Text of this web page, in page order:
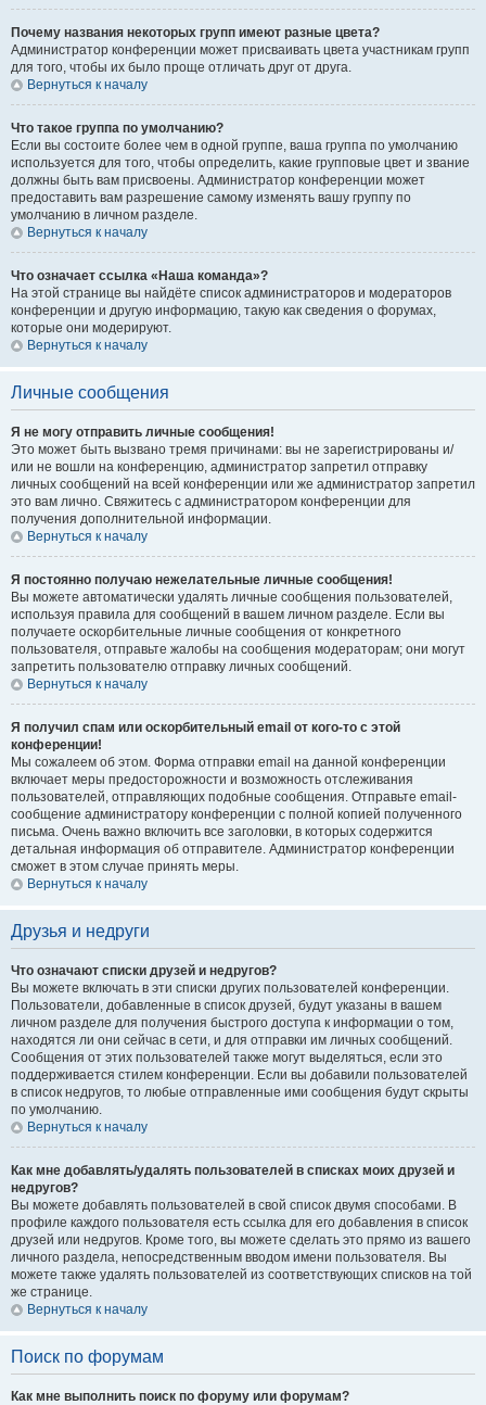
Почему названия некоторых групп имеют разные цвета?
Администратор конференции может присваивать цвета участникам групп
для того, чтобы их было проще отличать друг от друга.
Вернуться к началу
Что такое группа по умолчанию?
Если вы состоите более чем в одной группе, ваша группа по умолчанию
используется для того, чтобы определить, какие групповые цвет и звание
должны быть вам присвоены. Администратор конференции может
предоставить вам разрешение самому изменять вашу группу по
умолчанию в личном разделе.
Вернуться к началу
Что означает ссылка «Наша команда»?
На этой странице вы найдёте список администраторов и модераторов
конференции и другую информацию, такую как сведения о форумах,
которые они модерируют.
Вернуться к началу
Личные сообщения
Я не могу отправить личные сообщения!
Это может быть вызвано тремя причинами: вы не зарегистрированы и/
или не вошли на конференцию, администратор запретил отправку
личных сообщений на всей конференции или же администратор запретил
это вам лично. Свяжитесь с администратором конференции для
получения дополнительной информации.
Вернуться к началу
Я постоянно получаю нежелательные личные сообщения!
Вы можете автоматически удалять личные сообщения пользователей,
используя правила для сообщений в вашем личном разделе. Если вы
получаете оскорбительные личные сообщения от конкретного
пользователя, отправьте жалобы на сообщения модераторам; они могут
запретить пользователю отправку личных сообщений.
Вернуться к началу
Я получил спам или оскорбительный email от кого-то с этой
конференции!
Мы сожалеем об этом. Форма отправки email на данной конференции
включает меры предосторожности и возможность отслеживания
пользователей, отправляющих подобные сообщения. Отправьте email-
сообщение администратору конференции с полной копией полученного
письма. Очень важно включить все заголовки, в которых содержится
детальная информация об отправителе. Администратор конференции
сможет в этом случае принять меры.
Вернуться к началу
Друзья и недруги
Что означают списки друзей и недругов?
Вы можете включать в эти списки других пользователей конференции.
Пользователи, добавленные в список друзей, будут указаны в вашем
личном разделе для получения быстрого доступа к информации о том,
находятся ли они сейчас в сети, и для отправки им личных сообщений.
Сообщения от этих пользователей также могут выделяться, если это
поддерживается стилем конференции. Если вы добавили пользователей
в список недругов, то любые отправленные ими сообщения будут скрыты
по умолчанию.
Вернуться к началу
Как мне добавлять/удалять пользователей в списках моих друзей и
недругов?
Вы можете добавлять пользователей в свой список двумя способами. В
профиле каждого пользователя есть ссылка для его добавления в список
друзей или недругов. Кроме того, вы можете сделать это прямо из вашего
личного раздела, непосредственным вводом имени пользователя. Вы
можете также удалять пользователей из соответствующих списков на той
же странице.
Вернуться к началу
Поиск по форумам
Как мне выполнить поиск по форуму или форумам?